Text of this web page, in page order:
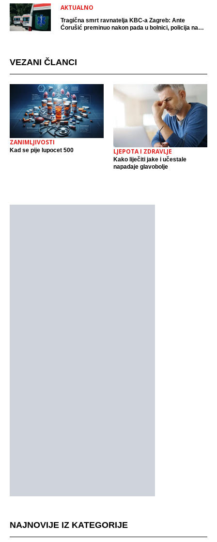
AKTUALNO
Tragična smrt ravnatelja KBC-a Zagreb: Ante
Ćorušić preminuo nakon pada u bolnici, policija na
VEZANI ČLANCI
ZANIMLJIVOSTI
Kad se pije lupocet 500 LJEPOTA I ZDRAVLJE
Kako liječiti jake i učestale
napadaje glavobolje
NAJNOVIJE IZ KATEGORIJE